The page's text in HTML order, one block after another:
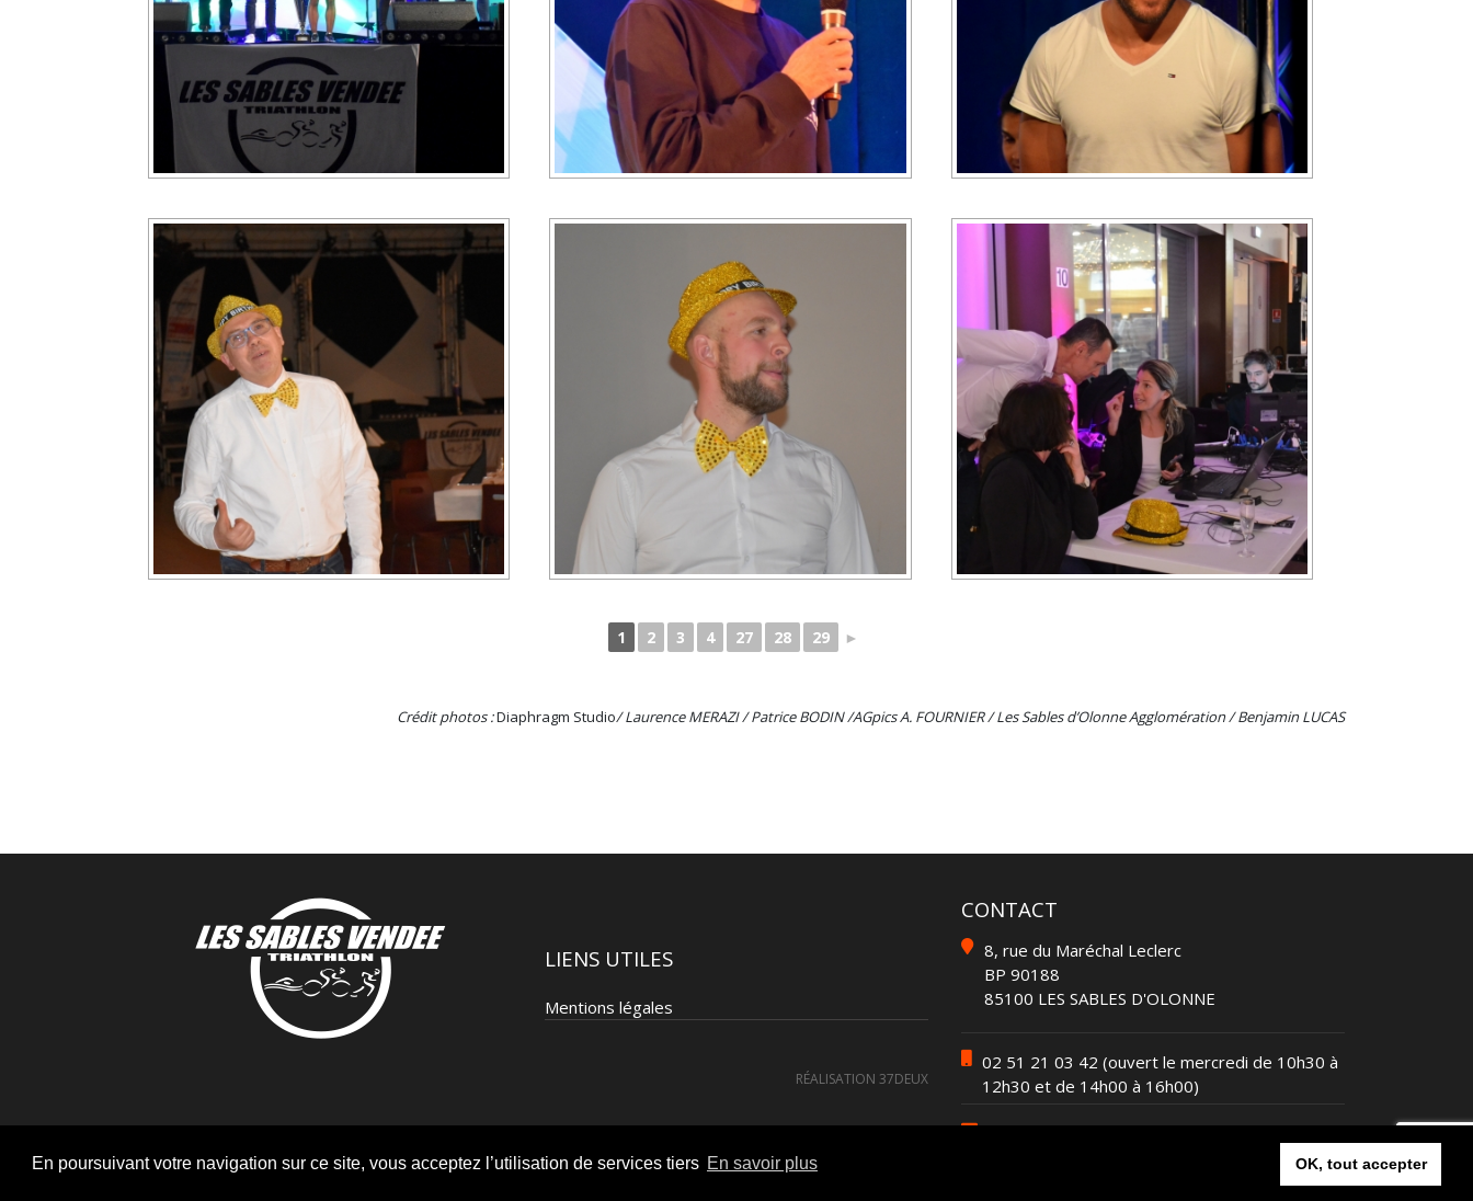
En poursuivant votre navigation sur ce site, vous acceptez l’utilisation de services tiers En savoir plus OK, tout accepter
1 2 3 4 27 28 29 ►
Crédit photos :Diaphragm Studio/ Laurence MERAZI / Patrice BODIN /AGpics A. FOURNIER / Les Sables d’Olonne Agglomération / Benjamin LUCAS
LIENS UTILES
Mentions légales
RÉALISATION 37DEUX
CONTACT
8, rue du Maréchal Leclerc
BP 90188
85100 LES SABLES D'OLONNE
02 51 21 03 42 (ouvert le mercredi de 10h30 à
12h30 et de 14h00 à 16h00)